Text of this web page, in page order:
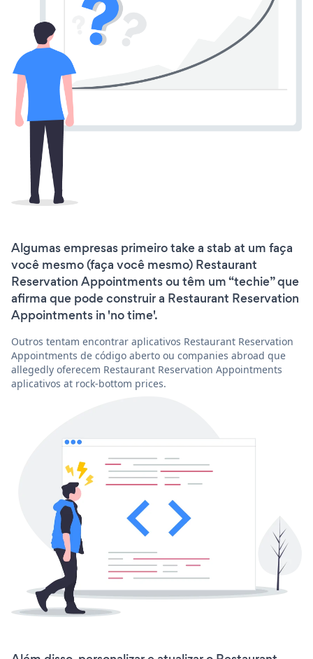
Algumas empresas primeiro take a stab at um faça
você mesmo (faça você mesmo) Restaurant
Reservation Appointments ou têm um “techie” que
afirma que pode construir a Restaurant Reservation
Appointments in 'no time'.
Outros tentam encontrar aplicativos Restaurant Reservation
Appointments de código aberto ou companies abroad que
allegedly oferecem Restaurant Reservation Appointments
aplicativos at rock-bottom prices.